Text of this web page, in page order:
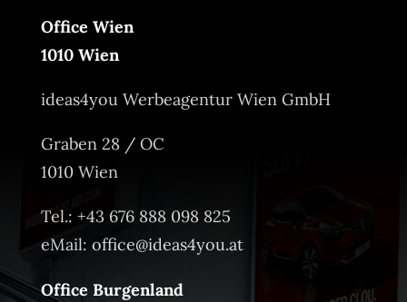
Office Wien
1010 Wien
ideas4you Werbeagentur Wien GmbH
Graben 28 / OC
1010 Wien
Tel.: +43 676 888 098 825
eMail: office@ideas4you.at
Office Burgenland